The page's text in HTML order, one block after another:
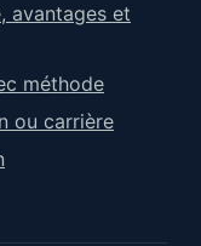
avantages et
méthode
ou carrière